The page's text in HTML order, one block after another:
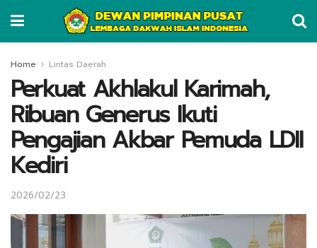
Home Lintas Daerah
Perkuat Akhlakul Karimah,
Ribuan Generus Ikuti
Pengajian Akbar Pemuda LDII
Kediri
2026/02/23